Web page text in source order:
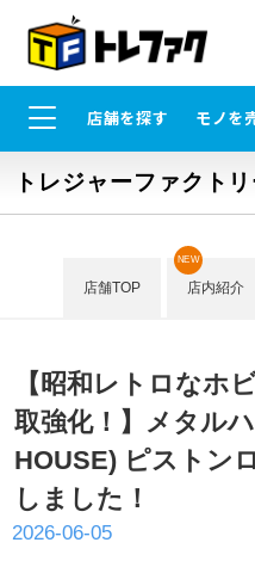
店舗を探す モノを
トレジャーファクト
店舗TOP 店内紹介
NEW
【昭和レトロなホ
取強化！】メタル
HOUSE) ピストン
しました！
2026-06-05